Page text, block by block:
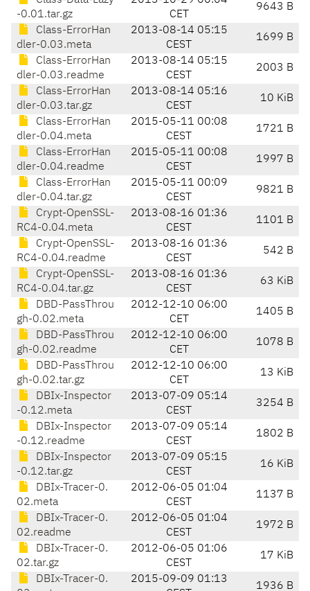
-0.01.tar.gz
CET
9643 B
Class-ErrorHan
dler-0.03.meta
2013-08-14 05:15
CEST
1699 B
Class-ErrorHan
dler-0.03.readme
2013-08-14 05:15
CEST
2003 B
Class-ErrorHan
dler-0.03.tar.gz
2013-08-14 05:16
CEST
10 KiB
Class-ErrorHan
dler-0.04.meta
2015-05-11 00:08
CEST
1721 B
Class-ErrorHan
dler-0.04.readme
2015-05-11 00:08
CEST
1997 B
Class-ErrorHan
dler-0.04.tar.gz
2015-05-11 00:09
CEST
9821 B
Crypt-OpenSSL-
RC4-0.04.meta
2013-08-16 01:36
CEST
1101 B
Crypt-OpenSSL-
RC4-0.04.readme
2013-08-16 01:36
CEST
542 B
Crypt-OpenSSL-
RC4-0.04.tar.gz
2013-08-16 01:36
CEST
63 KiB
DBD-PassThrou
gh-0.02.meta
2012-12-10 06:00
CET
1405 B
DBD-PassThrou
gh-0.02.readme
2012-12-10 06:00
CET
1078 B
DBD-PassThrou
gh-0.02.tar.gz
2012-12-10 06:00
CET
13 KiB
DBIx-Inspector
-0.12.meta
2013-07-09 05:14
CEST
3254 B
DBIx-Inspector
-0.12.readme
2013-07-09 05:14
CEST
1802 B
DBIx-Inspector
-0.12.tar.gz
2013-07-09 05:15
CEST
16 KiB
DBIx-Tracer-0.
02.meta
2012-06-05 01:04
CEST
1137 B
DBIx-Tracer-0.
02.readme
2012-06-05 01:04
CEST
1972 B
DBIx-Tracer-0.
02.tar.gz
2012-06-05 01:06
CEST
17 KiB
DBIx-Tracer-0.
2015-09-09 01:13
1936 B